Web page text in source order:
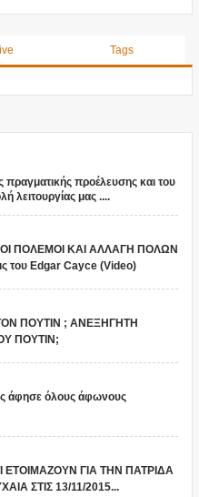
Tags
πραγματικής προέλευσης και του
λειτουργίας μας ....
ΠΟΛΕΜΟΙ ΚΑΙ ΑΛΛΑΓΗ ΠΟΛΩΝ
του Edgar Cayce (Video)
ΠΟΥΤΙΝ ; ΑΝΕΞΗΓΗΤΗ
ΠΟΥΤΙΝ;
άφησε όλους άφωνους
ΕΤΟΙΜΑΖΟΥΝ ΓΙΑ ΤΗΝ ΠΑΤΡΙΔΑ
ΣΤΙΣ 13/11/2015...